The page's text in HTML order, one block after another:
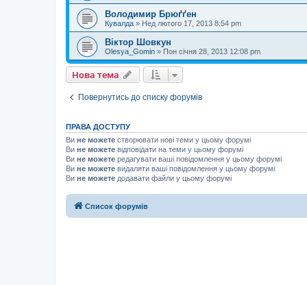
Володимир Брюґґен
Кувалда » Нед лютого 17, 2013 8:54 pm
Віктор Шовкун
Olesya_Gomin » Пон січня 28, 2013 12:08 pm
Нова тема
Повернутись до списку форумів
ПРАВА ДОСТУПУ
Ви не можете створювати нові теми у цьому форумі
Ви не можете відповідати на теми у цьому форумі
Ви не можете редагувати ваші повідомлення у цьому форумі
Ви не можете видаляти ваші повідомлення у цьому форумі
Ви не можете додавати файли у цьому форумі
Список форумів